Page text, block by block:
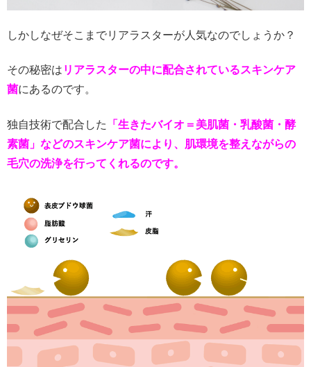
しかしなぜそこまでリアラスターが人気なのでしょうか？
その秘密は リアラスターの中に配合されているスキンケア
菌にあるのです。
独自技術で配合した
「生きたバイオ＝美肌菌・乳酸菌・酵
素菌」などのスキンケア菌により、肌環境を整えながらの
毛穴の洗浄を行ってくれるのです。